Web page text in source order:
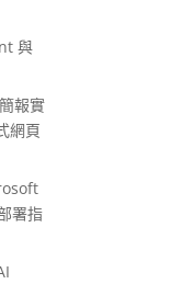
與
報實
網頁
署指